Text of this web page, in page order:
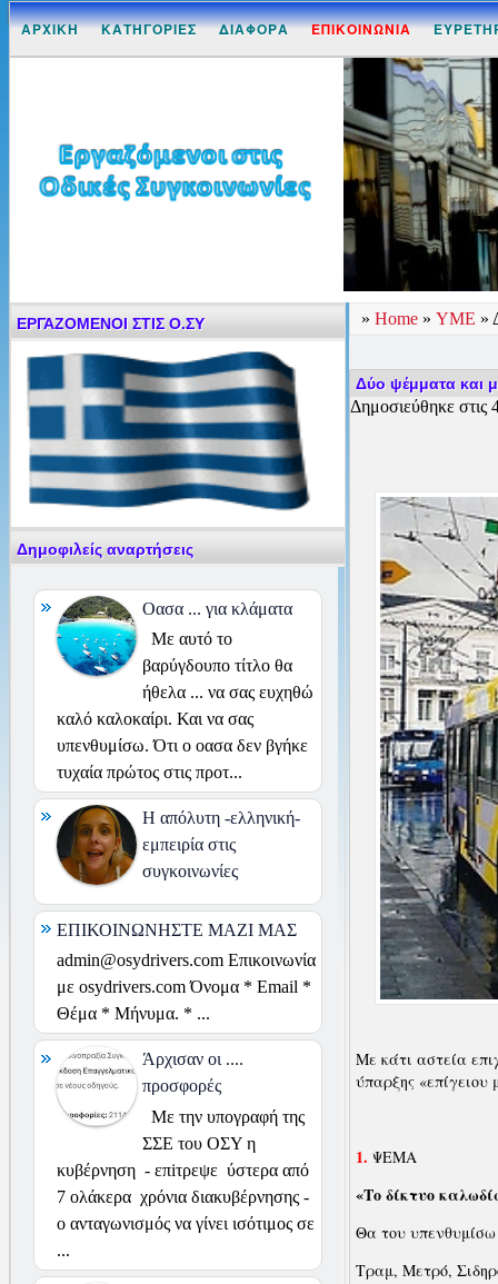
ΑΡΧΙΚΗ ΚΑΤΗΓΟΡΙΕΣ ΔΙΑΦΟΡΑ ΕΠΙΚΟΙΝΩΝΙΑ
» Home » ΥΜΕ »
Δύο ψέμματα και
Δημοσιεύθηκε στις
Με κάτι αστεία
ύπαρξης
1. ΨΕΜΑ
«Το δίκτυο
Θα του υπενθυμίσω
Τραμ, Μετρό,
ΕΡΓΑΖΟΜΕΝΟΙ ΣΤΙΣ Ο.ΣΥ
Δημοφιλείς αναρτήσεις
Οασα ... για κλάματα
Με αυτό το
βαρύγδουπο τίτλο θα
ήθελα ... να σας ευχηθώ
καλό καλοκαίρι. Και να σας
υπενθυμίσω. Ότι ο οασα δεν βγήκε
τυχαία πρώτος στις προτ...
H απόλυτη -ελληνική-
εμπειρία στις
συγκοινωνίες
ΕΠΙΚΟΙΝΩΝΗΣΤΕ ΜΑΖΙ ΜΑΣ
admin@osydrivers.com Επικοινωνία
με osydrivers.com Όνομα * Email *
Θέμα * Μήνυμα. * ...
Άρχισαν οι ....
προσφορές
Με την υπογραφή της
ΣΣΕ του ΟΣΥ η
κυβέρνηση - επiτρεψε ύστερα από
7 ολάκερα χρόνια διακυβέρνησης -
ο ανταγωνισμός να γίνει ισότιμος σε
...